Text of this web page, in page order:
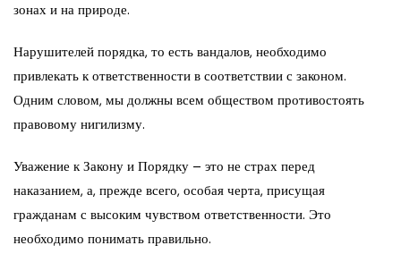
зонах и на природе.
Нарушителей порядка, то есть вандалов, необходимо
привлекать к ответственности в соответствии с законом.
Одним словом, мы должны всем обществом противостоять
правовому нигилизму.
Уважение к Закону и Порядку – это не страх перед
наказанием, а, прежде всего, особая черта, присущая
гражданам с высоким чувством ответственности. Это
необходимо понимать правильно.